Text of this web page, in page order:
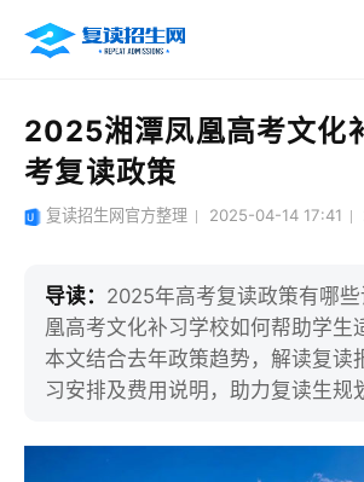
2025湘潭凤凰高考文化
考复读政策
复读招生网官方整理 2025-04-14 17:41
导读： 2025年高考复读政策有哪
凰高考文化补习学校如何帮助学生
本文结合去年政策趋势，解读复读
习安排及费用说明，助力复读生规